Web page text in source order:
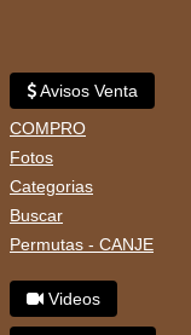
Avisos Venta
COMPRO
Fotos
Categorias
Buscar
Permutas - CANJE
Videos